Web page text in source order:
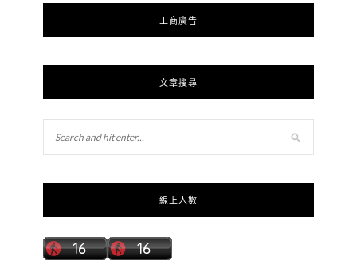
工商廣告
文章搜尋
線上人數